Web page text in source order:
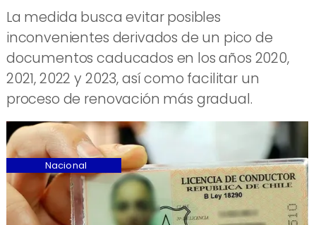
La medida busca evitar posibles
inconvenientes derivados de un pico de
documentos caducados en los años 2020,
2021, 2022 y 2023, así como facilitar un
proceso de renovación más gradual.
Nacional